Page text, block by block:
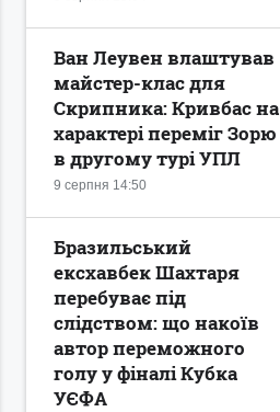
9 серпня 14:50
Ван Леувен влаштував
майстер-клас для
Скрипника: Кривбас на
характері переміг Зорю
в другому турі УПЛ
Бразильський
ексхавбек Шахтаря
перебуває під
слідством: що накоїв
автор переможного
голу у фіналі Кубка
УЄФА